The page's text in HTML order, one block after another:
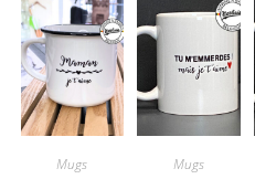
Mugs Mugs